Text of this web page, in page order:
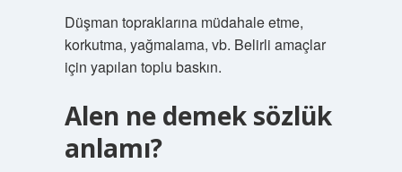
Düşman topraklarına müdahale etme,
korkutma, yağmalama, vb. Belirli amaçlar
için yapılan toplu baskın.
Alen ne demek sözlük
anlamı?